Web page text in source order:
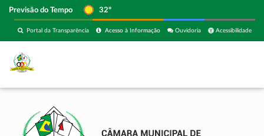
Previsão do Tempo 32º
Acessibilidade
Ouvidoria
Acesso à Informação
Portal da Transparência